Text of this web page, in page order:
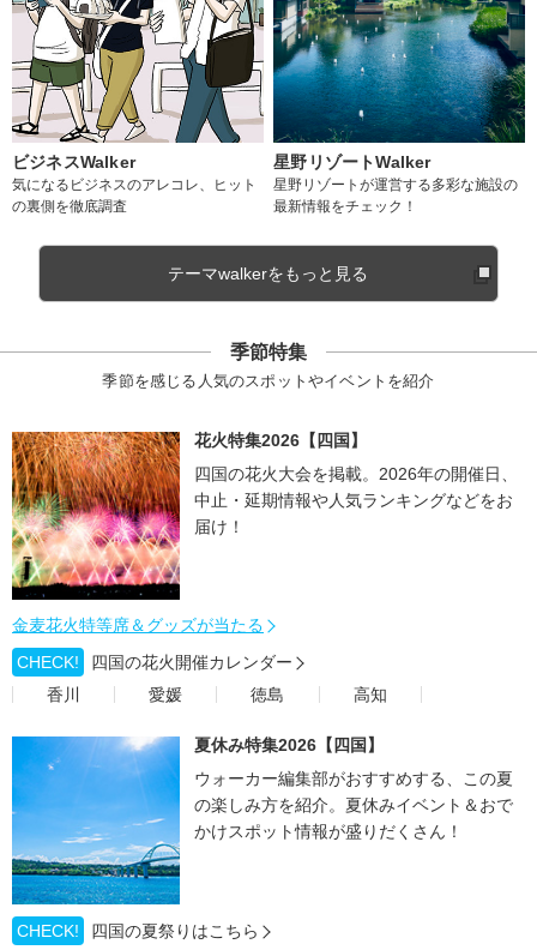
ビジネスWalker
気になるビジネスのアレコレ、ヒット
の裏側を徹底調査
星野リゾートWalker
星野リゾートが運営する多彩な施設の
最新情報をチェック！
テーマwalkerをもっと見る
季節特集
季節を感じる人気のスポットやイベントを紹介
花火特集2026【四国】
四国の花火大会を掲載。2026年の開催日、
中止・延期情報や人気ランキングなどをお
届け！
金麦花火特等席＆グッズが当たる
CHECK!
四国の花火開催カレンダー
香川
愛媛 徳島 高知
夏休み特集2026【四国】
ウォーカー編集部がおすすめする、この夏
の楽しみ方を紹介。夏休みイベント＆おで
かけスポット情報が盛りだくさん！
CHECK!
四国の夏祭りはこちら